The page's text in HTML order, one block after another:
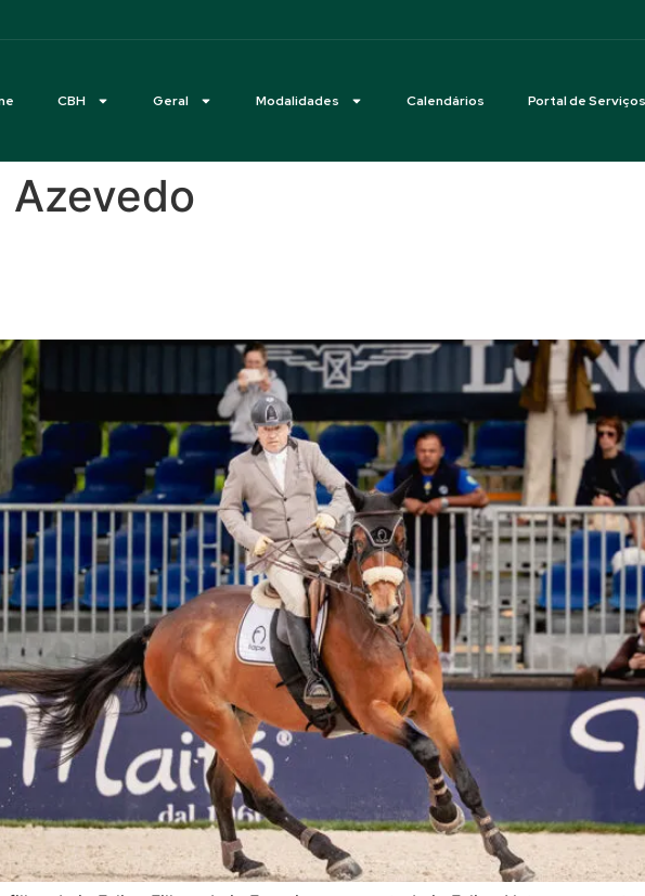
CBH Geral Modalidades Calendários Portal de Serviços
Azevedo